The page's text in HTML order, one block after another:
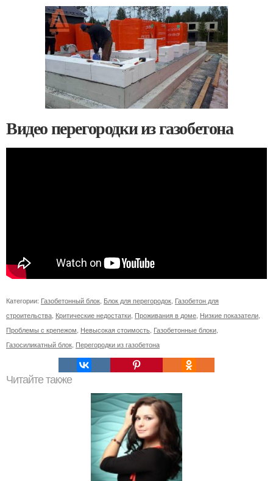
Видео перегородки из газобетона
Категории: Газобетонный блок Блок для перегородок Газобетон для
строительства Критические недостатки Проживания в доме Низкие показатели
Проблемы с крепежом Невысокая стоимость Газобетонные блоки
Газосиликатный блок Перегородки из газобетона
Читайте также